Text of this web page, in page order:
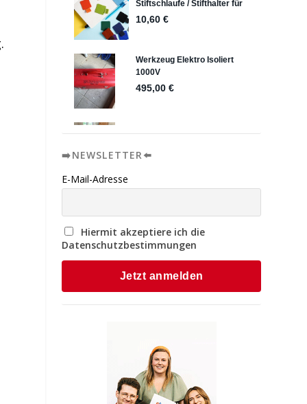
➡️NEWSLETTER⬅️
E-Mail-Adresse
Hiermit akzeptiere ich die
Datenschutzbestimmungen